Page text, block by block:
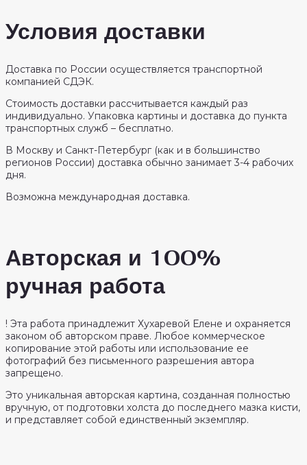
Условия доставки
Доставка по России осуществляется транспортной
компанией СДЭК.
Стоимость доставки рассчитывается каждый раз
индивидуально. Упаковка картины и доставка до пункта
транспортных служб – бесплатно.
В Москву и Санкт-Петербург (как и в большинство
регионов России) доставка обычно занимает 3-4 рабочих
дня.
Возможна международная доставка.
Авторская и 100%
ручная работа
! Эта работа принадлежит Хухаревой Елене и охраняется
законом об авторском праве. Любое коммерческое
копирование этой работы или использование ее
фотографий без письменного разрешения автора
запрещено.
Это уникальная авторская картина, созданная полностью
вручную, от подготовки холста до последнего мазка кисти,
и представляет собой единственный экземпляр.